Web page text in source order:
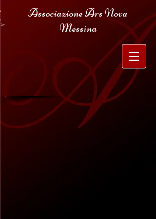
Associazione Ars Nova
Messina